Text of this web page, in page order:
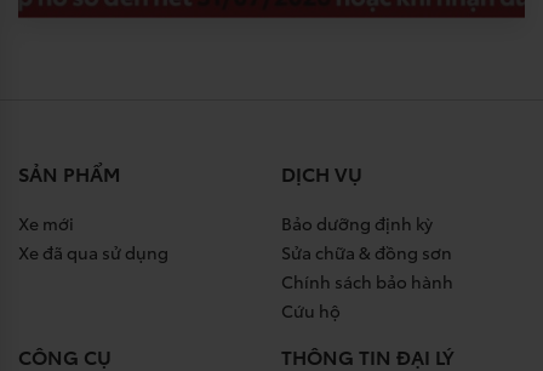
SẢN PHẨM
Xe mới
Xe đã qua sử dụng
DỊCH VỤ
Bảo dưỡng định kỳ
Sửa chữa & đồng sơn
Chính sách bảo hành
Cứu hộ
CÔNG CỤ THÔNG TIN ĐẠI LÝ